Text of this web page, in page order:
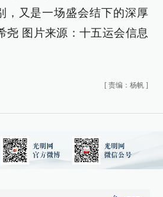
，又是一场盛会结下的深厚
尧 图片来源：十五运会信息
[ 责编：杨帆 ]